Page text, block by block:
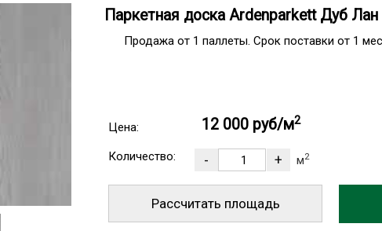
Паркетная доска Ardenparkett Дуб
Продажа от 1 паллеты. Срок поставки от 1
Цена: 12 000 руб/м2
Количество: м2
Рассчитать площадь